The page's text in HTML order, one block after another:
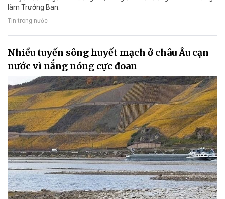
làm Trưởng Ban.
Tin trong nước
Nhiều tuyến sông huyết mạch ở châu Âu cạn
nước vì nắng nóng cực đoan